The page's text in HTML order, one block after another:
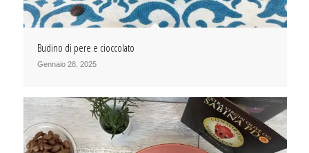
Budino di pere e cioccolato
Gennaio 28, 2025